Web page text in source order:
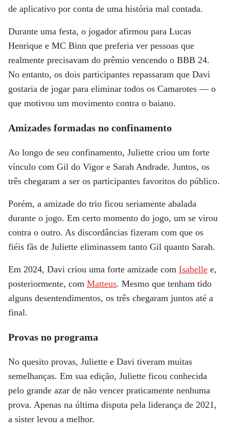
de aplicativo por conta de uma história mal contada.
Durante uma festa, o jogador afirmou para Lucas
Henrique e MC Binn que preferia ver pessoas que
realmente precisavam do prêmio vencendo o BBB 24.
No entanto, os dois participantes repassaram que Davi
gostaria de jogar para eliminar todos os Camarotes — o
que motivou um movimento contra o baiano.
Amizades formadas no confinamento
Ao longo de seu confinamento, Juliette criou um forte
vínculo com Gil do Vigor e Sarah Andrade. Juntos, os
três chegaram a ser os participantes favoritos do público.
Porém, a amizade do trio ficou seriamente abalada
durante o jogo. Em certo momento do jogo, um se virou
contra o outro. As discordâncias fizeram com que os
fiéis fãs de Juliette eliminassem tanto Gil quanto Sarah.
Em 2024, Davi criou uma forte amizade com Isabelle e,
posteriormente, com Matteus. Mesmo que tenham tido
alguns desentendimentos, os três chegaram juntos até a
final.
Provas no programa
No quesito provas, Juliette e Davi tiveram muitas
semelhanças. Em sua edição, Juliette ficou conhecida
pelo grande azar de não vencer praticamente nenhuma
prova. Apenas na última disputa pela liderança de 2021,
a sister levou a melhor.